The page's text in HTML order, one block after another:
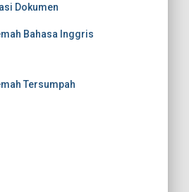
Dokumen
Bahasa Inggris
Tersumpah